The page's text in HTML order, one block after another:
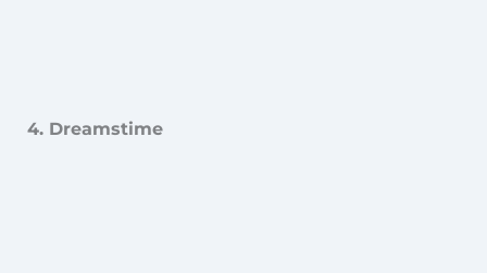
4. Dreamstime